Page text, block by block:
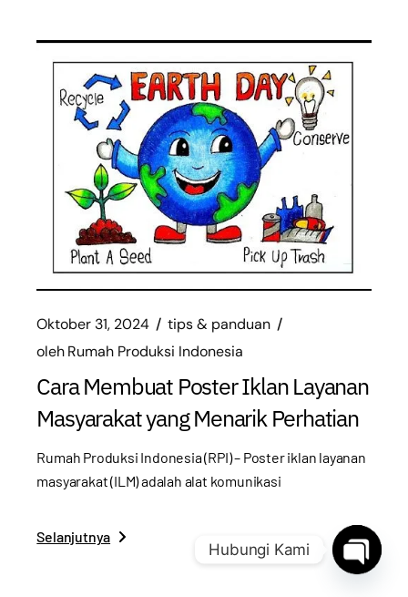
Oktober 31, 2024
tips & panduan
olehRumah Produksi Indonesia
Cara Membuat Poster Iklan Layanan
Masyarakat yang Menarik Perhatian
Rumah Produksi Indonesia (RPI) – Poster iklan layanan
masyarakat (ILM) adalah alat komunikasi
Selanjutnya
Hubungi Kami